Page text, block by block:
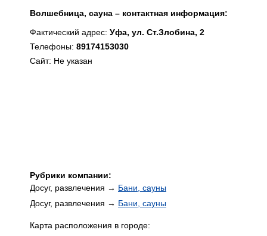
Волшебница, сауна – контактная информация:
Фактический адрес: Уфа, ул. Ст.Злобина, 2
Телефоны: 89174153030
Сайт: Не указан
Рубрики компании:
Досуг, развлечения → Бани, сауны
Досуг, развлечения → Бани, сауны
Карта расположения в городе: